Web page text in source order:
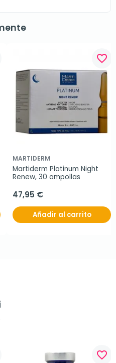
favorite_border
MARTIDERM
Martiderm Platinum Night
Renew, 30 ampollas
47,95 €
Añadir al carrito
favorite_border